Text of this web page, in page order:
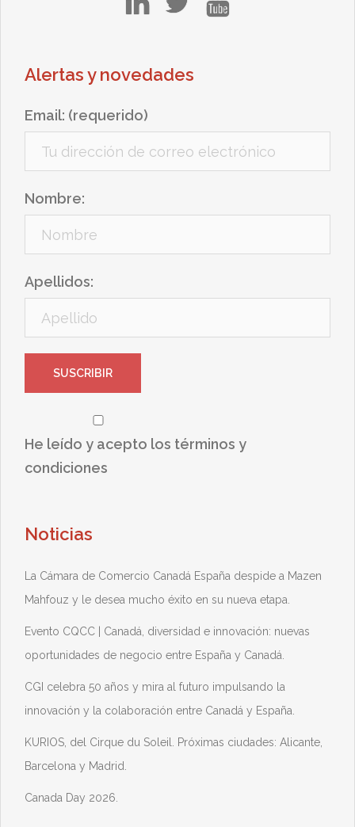
Alertas y novedades
Email: (requerido)
Nombre:
Apellidos:
He leído y acepto los términos y
condiciones
Noticias
La Cámara de Comercio Canadá España despide a Mazen
Mahfouz y le desea mucho éxito en su nueva etapa.
Evento CQCC | Canadá, diversidad e innovación: nuevas
oportunidades de negocio entre España y Canadá.
CGI celebra 50 años y mira al futuro impulsando la
innovación y la colaboración entre Canadá y España.
KURIOS, del Cirque du Soleil. Próximas ciudades: Alicante,
Barcelona y Madrid.
Canada Day 2026.